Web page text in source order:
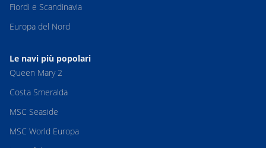
Fiordi e Scandinavia
Europa del Nord
Le navi più popolari
Queen Mary 2
Costa Smeralda
MSC Seaside
MSC World Europa